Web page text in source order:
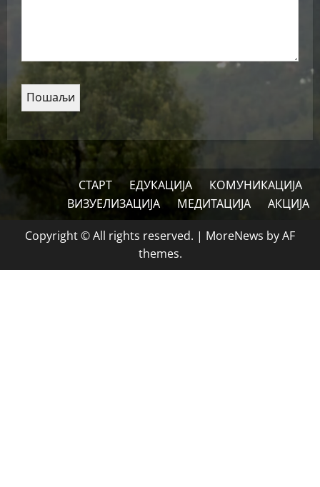
СТАРТ ЕДУКАЦИЈА
КОМУНИКАЦИЈА
ВИЗУЕЛИЗАЦИЈА
МЕДИТАЦИЈА АКЦИЈА
Copyright © All rights reserved. | MoreNews by AF
themes.